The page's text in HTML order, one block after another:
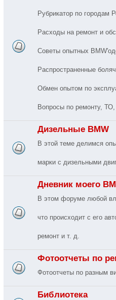
Рубрикатор по городам
Расходы на ремонт и
Советы опытных
Распространенные
Обмен опытом по
Вопросы по ремонту,
Дизельные BMW
В этой теме делимся
марки с дизельными
Дневник моего
В этом форуме любой
что происходит с его
ремонт и т. д.
Фотоотчеты по
Фотоотчеты по разным
Библиотека